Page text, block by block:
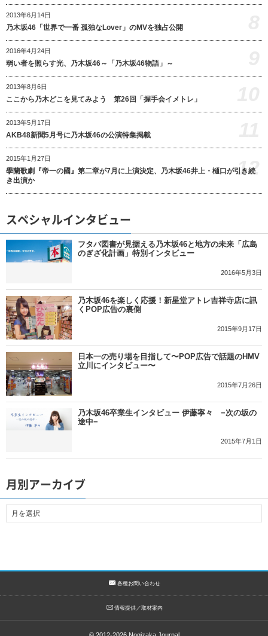
2013年6月14日
乃木坂46「世界で一番 孤独なLover」のMVを独占公開
2016年4月24日
弱い者を照らす光、乃木坂46～「乃木坂46物語」～
2013年8月6日
ここから乃木どこを見てみよう 第26回「握手会イメトレ」
2013年5月17日
AKB48新聞5月号に乃木坂46の公演特集掲載
2015年1月27日
學蘭歌劇『帝一の國』第二章が7月に上演決定、乃木坂46井上・樋口が引き続
き出演か
12
スペシャルインタビュー
フタバ図書が見据える乃木坂46と地方の未来「広島
のぎざ化計画」特別インタビュー
2016年5月3日
乃木坂46を楽しく応援！新星堂アトレ吉祥寺店に訊
くPOP広告の裏側
2015年9月17日
日本一の売り場を目指して〜POP広告で話題のHMV
立川にインタビュー〜
2015年7月26日
乃木坂46卒業生インタビュー 伊藤寧々 −次の坂の
途中−
2015年7月1日
月別アーカイブ
各種お問い合わせ
情報提供／取材案内